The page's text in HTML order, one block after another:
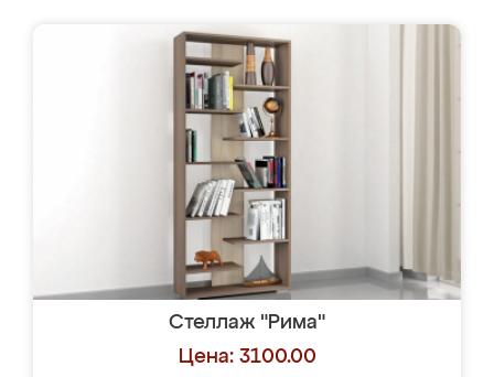
Стеллаж "Рима"
Цена: 3100.00